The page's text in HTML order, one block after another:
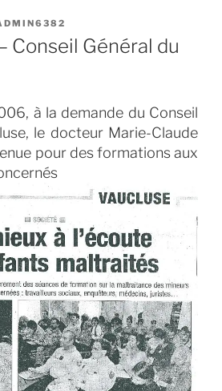
Général du
à la demande du Conseil
le docteur Marie-Claude
pour des formations aux